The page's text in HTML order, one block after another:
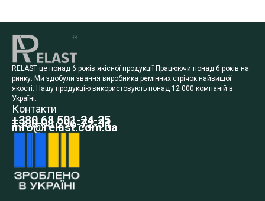
RELAST це понад 6 років якісної продукції Працюючи понад 6 років на
ринку. Ми здобули звання виробника ремінних стрічок найвищої
якості. Нашу продукцію використовують понад 12 000 компаній в
Україні.
Контакти
+380 68 501-24-25
+380 98 296-72-34
info@relast.com.ua